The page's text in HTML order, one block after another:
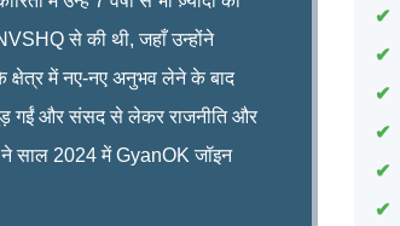
से की थी, जहाँ उन्होंने
में नए-नए अनुभव लेने के बाद
गईं और संसद से लेकर राजनीति और
ने साल 2024 में GyanOK जॉइन